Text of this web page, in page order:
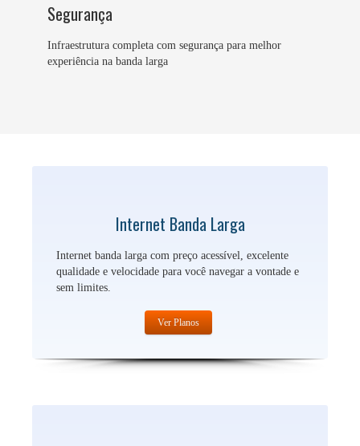
Segurança
Infraestrutura completa com segurança para melhor
experiência na banda larga
Internet Banda Larga
Internet banda larga com preço acessível, excelente
qualidade e velocidade para você navegar a vontade e
sem limites.
Ver Planos